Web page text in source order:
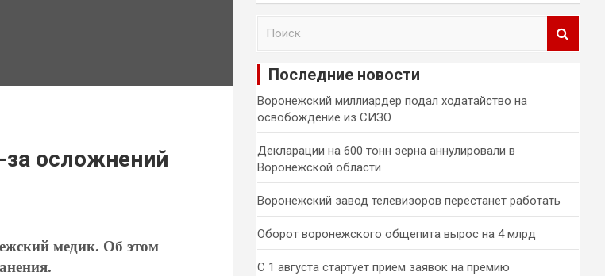
осложнений
медик. Об этом
и
Последние новости
Воронежский миллиардер подал ходатайство на
освобождение из СИЗО
Декларации на 600 тонн зерна аннулировали в
Воронежской области
Воронежский завод телевизоров перестанет работать
Оборот воронежского общепита вырос на 4 млрд
С 1 августа стартует прием заявок на премию